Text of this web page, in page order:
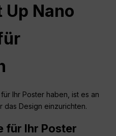
Up Nano
Ihr Poster haben, ist es an
das Design einzurichten.
für Ihr Poster